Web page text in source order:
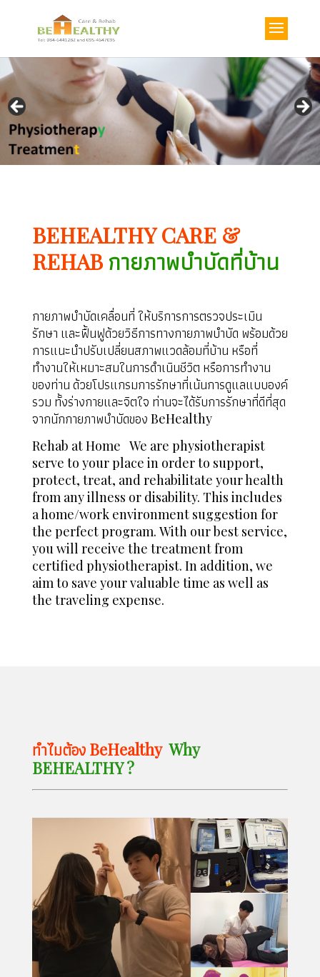
BEHEALTHY CARE &
REHAB กายภาพบำบัดที่บ้าน
กายภาพบำบัดเคลื่อนที่ ให้บริการการตรวจประเมิน
รักษา และฟื้นฟูด้วยวิธีการทางกายภาพบำบัด พร้อมด้วย
การแนะนำปรับเปลี่ยนสภาพแวดล้อมที่บ้าน หรือที่
ทำงานให้เหมาะสมในการดำเนินชีวิต หรือการทำงาน
ของท่าน ด้วยโปรแกรมการรักษาที่เน้นการดูแลแบบองค์
รวม ทั้งร่างกายและจิตใจ ท่านจะได้รับการรักษาที่ดีที่สุด
จากนักกายภาพบำบัดของ BeHealthy
Rehab at Home We are physiotherapist
serve to your place in order to support,
protect, treat, and rehabilitate your health
from any illness or disability. This includes
a home/work environment suggestion for
the perfect program. With our best service,
you will receive the treatment from
certified physiotherapist. In addition, we
aim to save your valuable time as well as
the traveling expense.
ทำไมต้อง BeHealthy Why
BEHEALTHY ?